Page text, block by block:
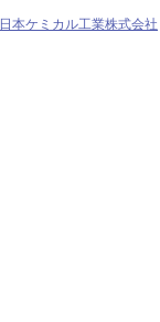
日本ケミカル工業株式会社